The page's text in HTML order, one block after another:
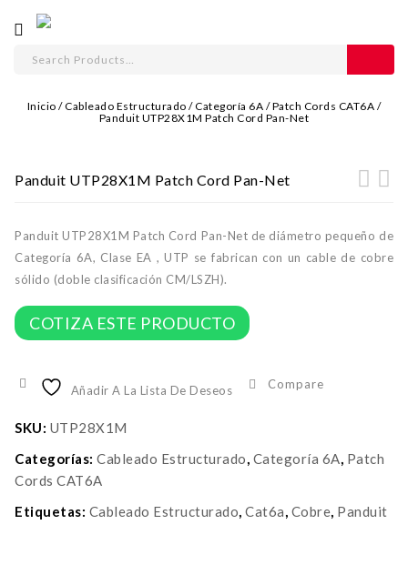
Inicio /Cableado Estructurado /Categoría 6A /Patch Cords CAT6A /
Panduit UTP28X1M Patch Cord Pan-Net
Panduit UTP28X1M Patch Cord Pan-Net
Panduit UTP28X1M Patch Cord Pan-Net de diámetro pequeño de
Categoría 6A, Clase EA , UTP se fabrican con un cable de cobre
sólido (doble clasificación CM/LSZH).
COTIZA ESTE PRODUCTO
Añadir A La Lista De Deseos Compare
SKU: UTP28X1M
Categorías: Cableado Estructurado, Categoría 6A, Patch
Cords CAT6A
Etiquetas: Cableado Estructurado, Cat6a, Cobre, Panduit